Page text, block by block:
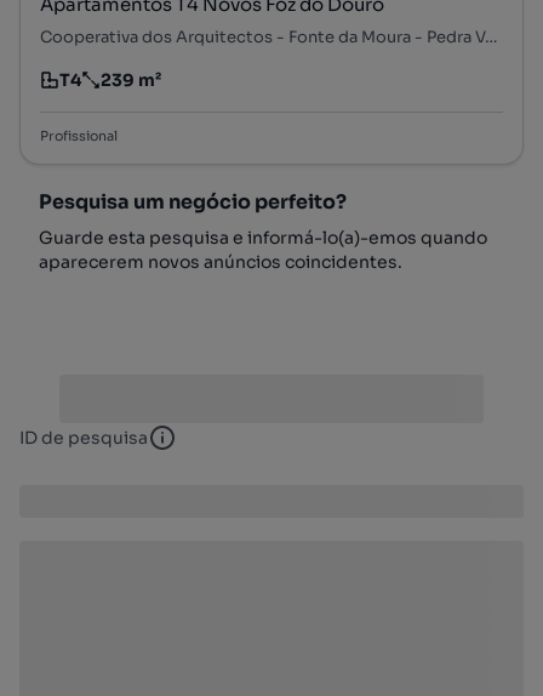
Apartamentos T4 Novos Foz do Douro
Cooperativa dos Arquitectos - Fonte da Moura - Pedra Verde, Aldoar, Foz do Douro e Nevogilde, Porto, Porto
Tipologia
T4
Preço por metro quadrado
239 m²
Profissional
Pesquisa um negócio perfeito?
Guarde esta pesquisa e informá-lo(a)-emos quando
aparecerem novos anúncios coincidentes.
ID de pesquisa ID de pesquisa